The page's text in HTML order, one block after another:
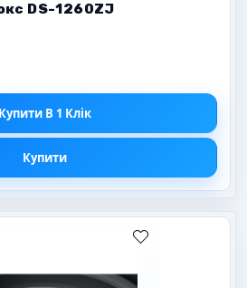
DS-1260ZJ
Купити В 1 Клік
Купити